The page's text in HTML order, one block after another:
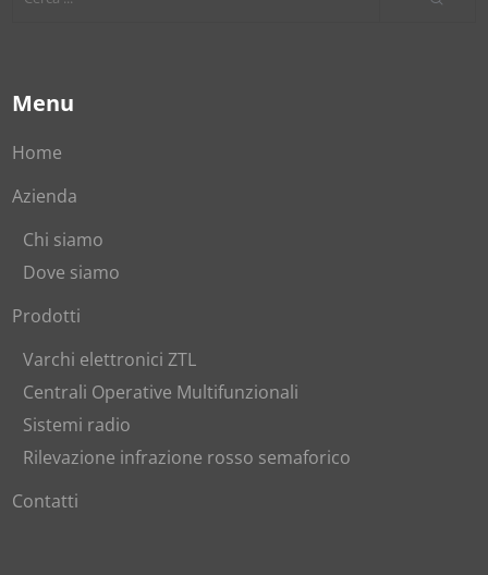
Menu
Home
Azienda
Chi siamo
Dove siamo
Prodotti
Varchi elettronici ZTL
Centrali Operative Multifunzionali
Sistemi radio
Rilevazione infrazione rosso semaforico
Contatti